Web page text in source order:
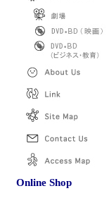
Online Shop